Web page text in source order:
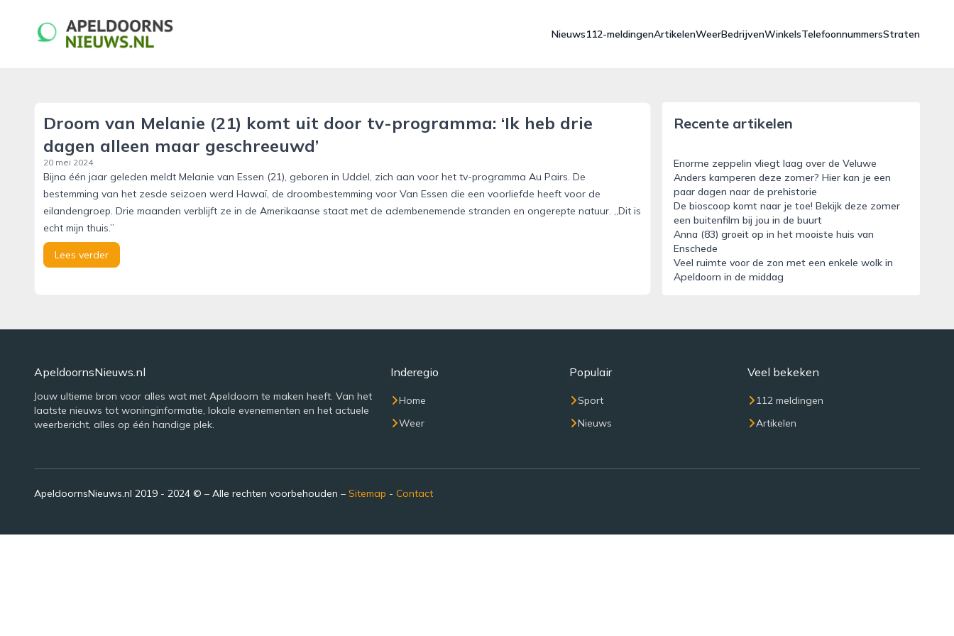
apeldoornsnieuws.nl
Nieuws112-meldingenArtikelenWeerBedrijvenWinkelsTelefoonnummersStraten
Droom van Melanie (21) komt uit door tv-programma: ‘Ik heb drie
dagen alleen maar geschreeuwd’
20 mei 2024
Bijna één jaar geleden meldt Melanie van Essen (21), geboren in Uddel, zich aan voor het tv-programma Au Pairs. De
bestemming van het zesde seizoen werd Hawaï, de droombestemming voor Van Essen die een voorliefde heeft voor de
eilandengroep. Drie maanden verblijft ze in de Amerikaanse staat met de adembenemende stranden en ongerepte natuur. ,,Dit is
echt mijn thuis.”
Lees verder
Recente artikelen
Enorme zeppelin vliegt laag over de Veluwe
Anders kamperen deze zomer? Hier kan je een
paar dagen naar de prehistorie
De bioscoop komt naar je toe! Bekijk deze zomer
een buitenfilm bij jou in de buurt
Anna (83) groeit op in het mooiste huis van
Enschede
Veel ruimte voor de zon met een enkele wolk in
Apeldoorn in de middag
ApeldoornsNieuws.nl
Jouw ultieme bron voor alles wat met Apeldoorn te maken heeft. Van het
laatste nieuws tot woninginformatie, lokale evenementen en het actuele
weerbericht, alles op één handige plek.
Inderegio
Home
Weer
Populair
Sport
Nieuws
Veel bekeken
112 meldingen
Artikelen
ApeldoornsNieuws.nl 2019 - 2024 © – Alle rechten voorbehouden – Sitemap - Contact